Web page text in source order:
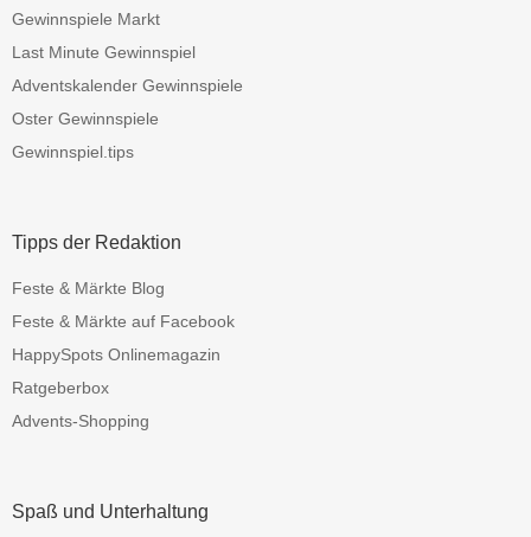
Gewinnspiele Markt
Last Minute Gewinnspiel
Adventskalender Gewinnspiele
Oster Gewinnspiele
Gewinnspiel.tips
Tipps der Redaktion
Feste & Märkte Blog
Feste & Märkte auf Facebook
HappySpots Onlinemagazin
Ratgeberbox
Advents-Shopping
Spaß und Unterhaltung